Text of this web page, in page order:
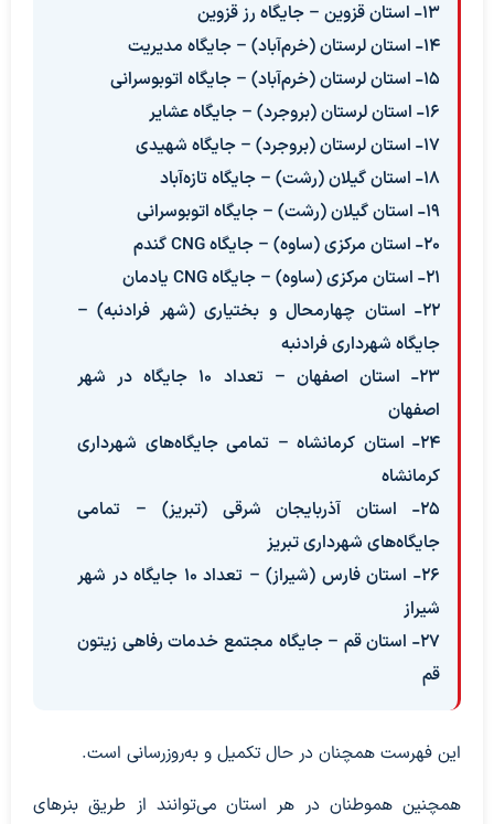
۱۳- استان قزوین – جایگاه رز قزوین
۱۴- استان لرستان (خرم‌آباد) – جایگاه مدیریت
۱۵- استان لرستان (خرم‌آباد) – جایگاه اتوبوسرانی
۱۶- استان لرستان (بروجرد) – جایگاه عشایر
۱۷- استان لرستان (بروجرد) – جایگاه شهیدی
۱۸- استان گیلان (رشت) – جایگاه تازه‌آباد
۱۹- استان گیلان (رشت) – جایگاه اتوبوسرانی
۲۰- استان مرکزی (ساوه) – جایگاه CNG گندم
۲۱- استان مرکزی (ساوه) – جایگاه CNG یادمان
۲۲- استان چهارمحال و بختیاری (شهر فرادنبه) –
جایگاه شهرداری فرادنبه
۲۳- استان اصفهان – تعداد ۱۰ جایگاه در شهر
اصفهان
۲۴- استان کرمانشاه – تمامی جایگاه‌های شهرداری
کرمانشاه
۲۵- استان آذربایجان شرقی (تبریز) – تمامی
جایگاه‌های شهرداری تبریز
۲۶- استان فارس (شیراز) – تعداد ۱۰ جایگاه در شهر
شیراز
۲۷- استان قم – جایگاه مجتمع خدمات رفاهی زیتون
قم
این فهرست همچنان در حال تکمیل و به‌روزرسانی است.
همچنین هموطنان در هر استان می‌توانند از طریق بنرهای